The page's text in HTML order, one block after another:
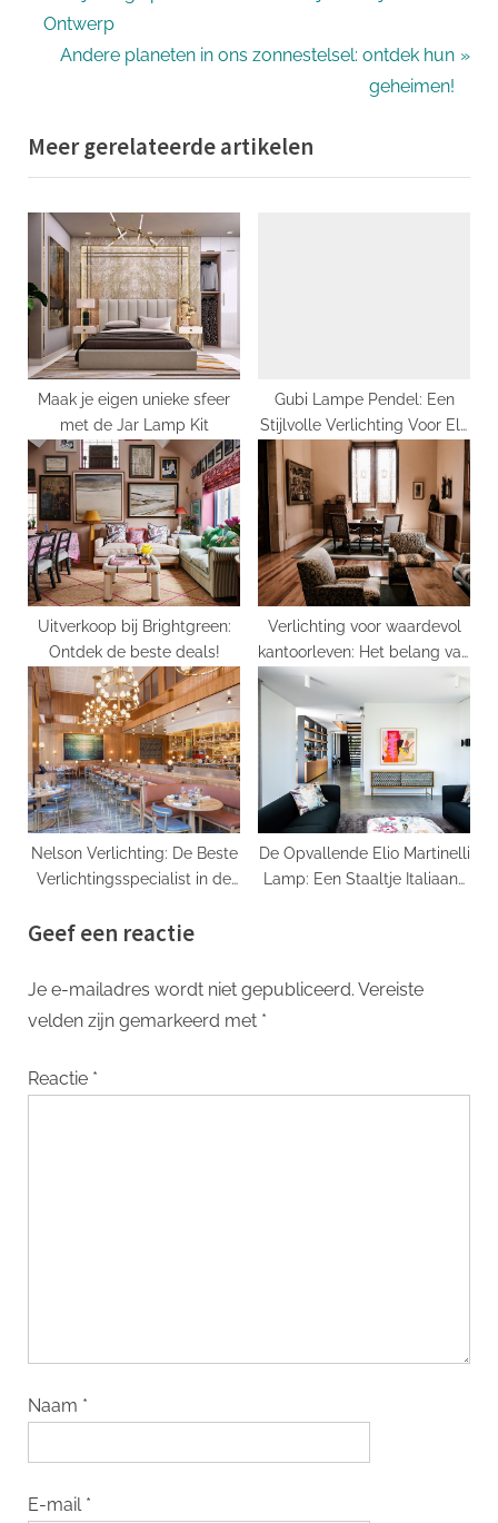
navigatie
r
o
u
s
P
o
s
t
:
Ontwerp
N
t
P
o
s
t
:
Andere planeten in ons zonnestelsel: ontdek hun
geheimen!
Meer gerelateerde artikelen
Maak je eigen unieke sfeer
met de Jar Lamp Kit
Gubi Lampe Pendel: Een
Stijlvolle Verlichting Voor Elk
Interieur
Uitverkoop bij Brightgreen:
Ontdek de beste deals!
Verlichting voor waardevol
kantoorleven: Het belang van
Luminaire Bureau
Nelson Verlichting: De Beste
Verlichtingsspecialist in de
De Opvallende Elio Martinelli
Lamp: Een Staaltje Italiaans
Geef een reactie
Je e-mailadres wordt niet gepubliceerd. Vereiste
velden zijn gemarkeerd met *
Reactie *
Naam *
E-mail *